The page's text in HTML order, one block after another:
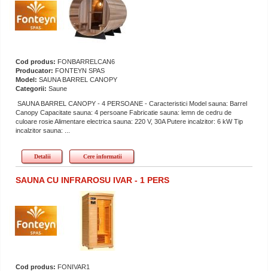
Cod produs: FONBARRELCAN6
Producator: FONTEYN SPAS
Model: SAUNA BARREL CANOPY
Categorii: Saune
SAUNA BARREL CANOPY - 4 PERSOANE - Caracteristici Model sauna: Barrel
Canopy Capacitate sauna: 4 persoane Fabricatie sauna: lemn de cedru de
culoare rosie Alimentare electrica sauna: 220 V, 30A Putere incalzitor: 6 kW Tip
incalzitor sauna: ...
Detalii Cere informatii
SAUNA CU INFRAROSU IVAR - 1 PERS
Cod produs: FONIVAR1